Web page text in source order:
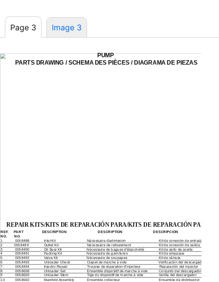
Page 3 Image 3
PUMP
PARTS DRAWING / SCHEMA DES PIÈCES / DIAGRAMA DE PIEZAS
REPAIR KITS/KITS DE REPARACIÓN PARA/KITS DE REPARACIÓN PARA
REF. PART DESCRIPTION DESCRIPTION DESCRIPCION
NO. NO.
1 0058488 Inlet Kit Nécessaire d'admission
Kit de conexión de entrada
2
0058489 Outlet Kit Nécessaire de refoulement
Kit de conexión de salida
3
0058490 Oil Seal Kit Nécessaire de bagues d'étanchéité Kit de sello de aceite
4 0058491 Packing Kit Nécessaire de garnitures Kit de empaque
5 0058492 Valve Kit Nécessaire de soupapes Kit de válvula
6 0058493 Unloader Check Clapet de marche à vide
Verificación del descargador
7
0058494 Injector Repair Trousse de réparation d'injecteur Reparación del inyector
8 0058658 Unloader Set Ensemble dispositif de marche à vide
Conjunto del descargador
9
0058659 Unloader Stem Tige du dispositif de marche à vide
Varilla del descargador
10
0058660 Manifold Assembly Ensemble collecteur Ensamble de distribuidor